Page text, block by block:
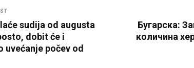
sudija od augusta
dobit će i
počev od
Бугарска:
количина